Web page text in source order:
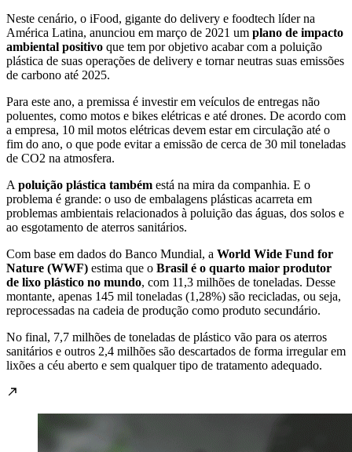
Neste cenário, o iFood, gigante do delivery e foodtech líder na
América Latina, anunciou em março de 2021 um plano de impacto
ambiental positivo que tem por objetivo acabar com a poluição
plástica de suas operações de delivery e tornar neutras suas emissões
de carbono até 2025.
Para este ano, a premissa é investir em veículos de entregas não
poluentes, como motos e bikes elétricas e até drones. De acordo com
a empresa, 10 mil motos elétricas devem estar em circulação até o
fim do ano, o que pode evitar a emissão de cerca de 30 mil toneladas
de CO2 na atmosfera.
A poluição plástica também está na mira da companhia. E o
problema é grande: o uso de embalagens plásticas acarreta em
problemas ambientais relacionados à poluição das águas, dos solos e
ao esgotamento de aterros sanitários.
Com base em dados do Banco Mundial, a World Wide Fund for
Nature (WWF) estima que o Brasil é o quarto maior produtor
de lixo plástico no mundo, com 11,3 milhões de toneladas. Desse
montante, apenas 145 mil toneladas (1,28%) são recicladas, ou seja,
reprocessadas na cadeia de produção como produto secundário.
No final, 7,7 milhões de toneladas de plástico vão para os aterros
sanitários e outros 2,4 milhões são descartados de forma irregular em
lixões a céu aberto e sem qualquer tipo de tratamento adequado.